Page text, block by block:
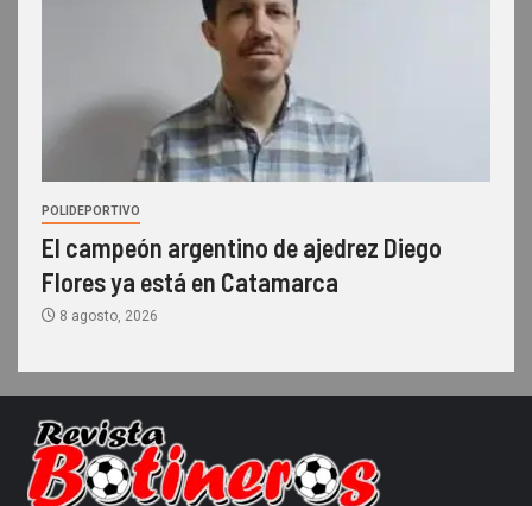
POLIDEPORTIVO
El campeón argentino de ajedrez Diego
Flores ya está en Catamarca
8 agosto, 2026